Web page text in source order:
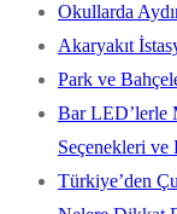
Okullarda
Akaryakıt
Park ve
Bar LED’lerle
Seçenekleri ve
Türkiye’den